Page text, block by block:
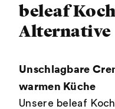
beleaf
Alternative
Unschlagbare
warmen Küche
Unsere beleaf